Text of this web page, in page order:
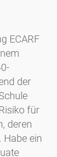
ECARF
der
für
deren
Habe ein